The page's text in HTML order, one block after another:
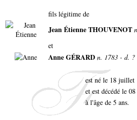
fils légitime de
Jean Étienne THOUVENOT
et
Anne GÉRARD n. 1783 - d. ?
est né le 18
et est décédé le
à l'âge de 5 ans.